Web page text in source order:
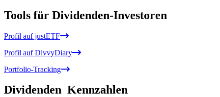
Tools für Dividenden-Investoren
Profil auf justETF
Profil auf DivvyDiary
Portfolio-Tracking
Dividenden Kennzahlen